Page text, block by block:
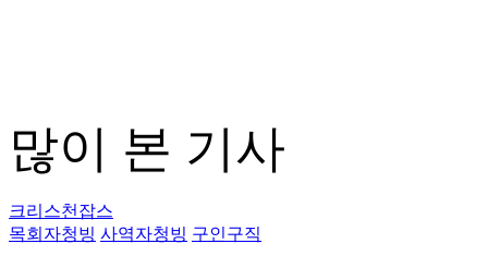
많이 본 기사
크리스천잡스
목회자청빙 사역자청빙 구인구직